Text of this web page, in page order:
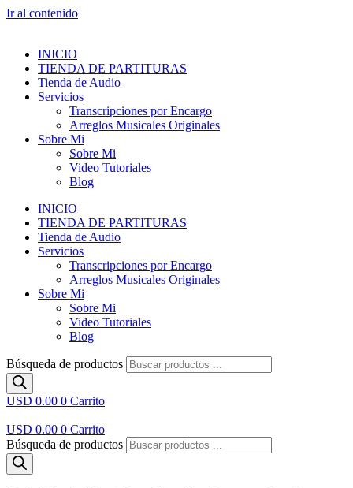
Ir al contenido
INICIO
TIENDA DE PARTITURAS
Tienda de Audio
Servicios
Transcripciones por Encargo
Arreglos Musicales Originales
Sobre Mi
Sobre Mi
Video Tutoriales
Blog
INICIO
TIENDA DE PARTITURAS
Tienda de Audio
Servicios
Transcripciones por Encargo
Arreglos Musicales Originales
Sobre Mi
Sobre Mi
Video Tutoriales
Blog
Búsqueda de productos
USD 0.00 0 Carrito
USD 0.00 0 Carrito
Búsqueda de productos